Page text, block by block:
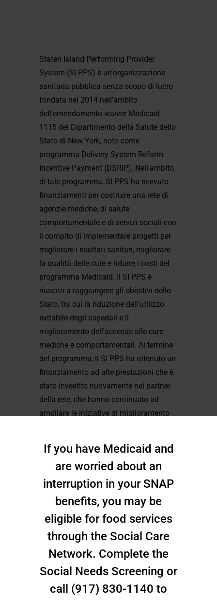
Staten Island Performing Provider
System (SI PPS) è un'organizzazione
sanitaria pubblica senza scopo di lucro
fondata nel 2014 nell'ambito
dell'emendamento waiver Medicaid
1115 del Dipartimento della Salute dello
Stato di New York, noto come
programma Delivery System Reform
Incentive Payment (DSRIP). Nell'ambito
di tale programma, SI PPS ha ricevuto
finanziamenti per costruire una rete di
agenzie mediche, di salute
comportamentale e di servizi sociali con
il compito di implementare progetti per
migliorare i risultati sanitari, migliorare
la qualità delle cure e ridurre i costi del
programma Medicaid. Il SI PPS è
riuscito a raggiungere gli obiettivi dello
Stato, tra cui la riduzione dell'utilizzo
evitabile degli ospedali e il
miglioramento dell'accesso alle cure
mediche e comportamentali. Al termine
del programma, il SI PPS ha ottenuto un
finanziamento ad alte prestazioni che è
stato investito nuovamente nei partner
della rete, che hanno continuato ad
ampliare le iniziative di miglioramento
Nel 2024, lo Stato di New York ha
ottenuto un'estensione
dell'emendamento alla deroga Medicaid
1115 per implementare una nuova
iniziativa chiamata New York Health
Equity Reform. Nell'ambito di questo
waiver, il SI PPS è diventato l'ente
capofila nella contea di Richmond per
sociale. L'obiettivo della rete di
assistenza sociale è quello di espandere
If you have Medicaid and
are worried about an
interruption in your SNAP
benefits, you may be
eligible for food services
through the Social Care
Network. Complete the
Social Needs Screening or
call (917) 830-1140 to